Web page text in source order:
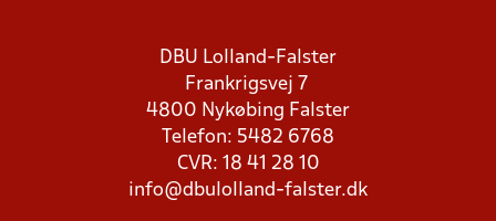
DBU Lolland-Falster
Frankrigsvej 7
4800 Nykøbing Falster
Telefon: 5482 6768
CVR: 18 41 28 10
info@dbulolland-falster.dk